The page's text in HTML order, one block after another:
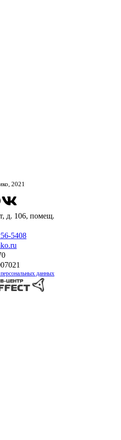
2021
д. 106, помещ.
5408
данных